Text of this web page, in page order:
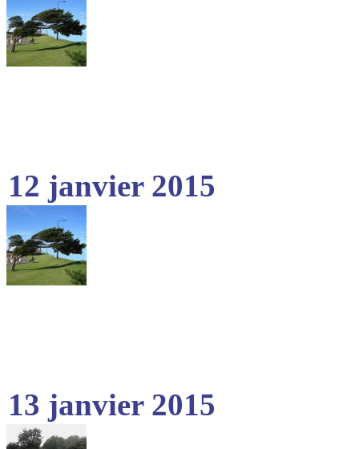
12 janvier 2015
13 janvier 2015